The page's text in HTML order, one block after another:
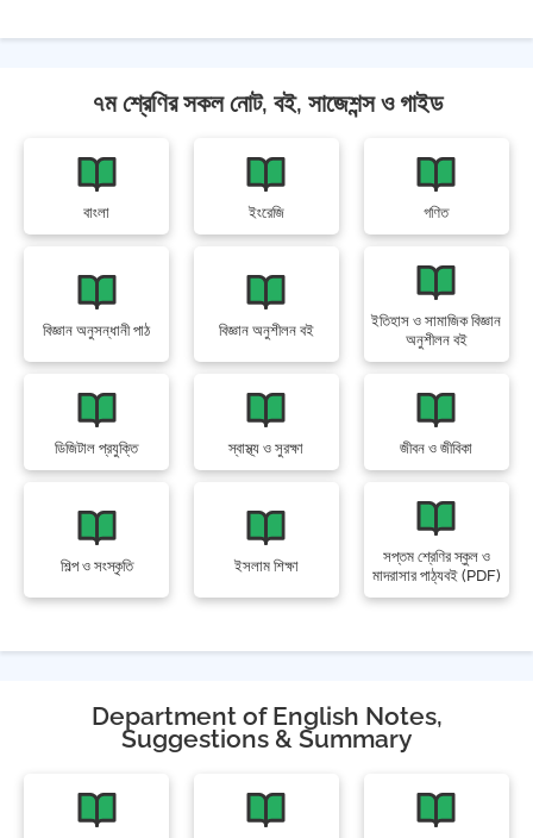
৭ম শ্রেণির সকল নোট, বই, সাজেশন্স ও গাইড
বাংলা ইংরেজি গণিত
বিজ্ঞান অনুসন্ধানী পাঠ বিজ্ঞান অনুশীলন বই
ইতিহাস ও সামাজিক বিজ্ঞান
অনুশীলন বই
ডিজিটাল প্রযুক্তি স্বাস্থ্য ও সুরক্ষা জীবন ও জীবিকা
শিল্প ও সংস্কৃতি ইসলাম শিক্ষা
সপ্তম শ্রেণির স্কুল ও
মাদরাসার পাঠ্যবই (PDF)
Department of English Notes,
Suggestions & Summary